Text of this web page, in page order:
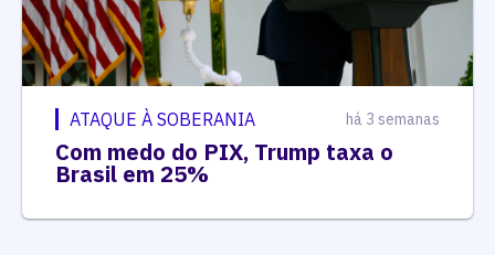
ATAQUE À SOBERANIA há 3 semanas
Com medo do PIX, Trump taxa o
Brasil em 25%